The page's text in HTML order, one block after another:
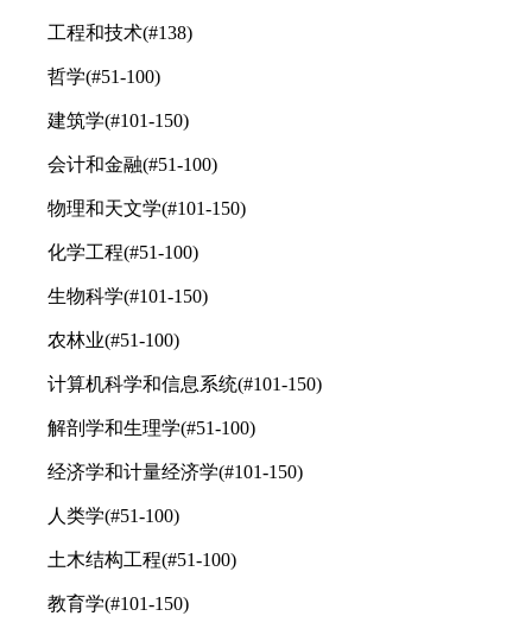
工程和技术(#138)
哲学(#51-100)
建筑学(#101-150)
会计和金融(#51-100)
物理和天文学(#101-150)
化学工程(#51-100)
生物科学(#101-150)
农林业(#51-100)
计算机科学和信息系统(#101-150)
解剖学和生理学(#51-100)
经济学和计量经济学(#101-150)
人类学(#51-100)
土木结构工程(#51-100)
教育学(#101-150)